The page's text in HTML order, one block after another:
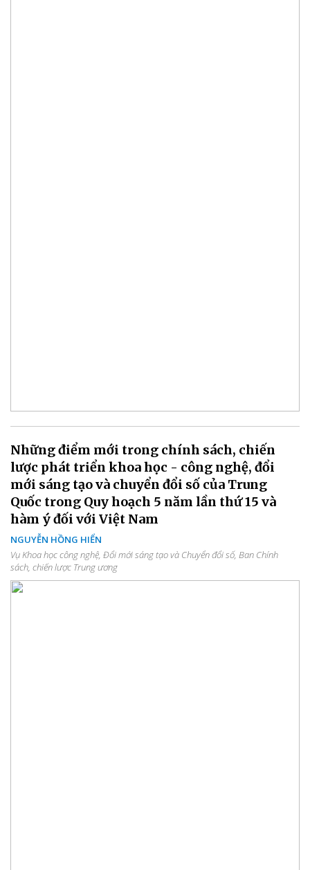
Những điểm mới trong chính sách, chiến
lược phát triển khoa học - công nghệ, đổi
mới sáng tạo và chuyển đổi số của Trung
Quốc trong Quy hoạch 5 năm lần thứ 15 và
hàm ý đối với Việt Nam
NGUYỄN HỒNG HIỂN
Vụ Khoa học công nghệ, Đổi mới sáng tạo và Chuyển đổi số, Ban Chính
sách, chiến lược Trung ương